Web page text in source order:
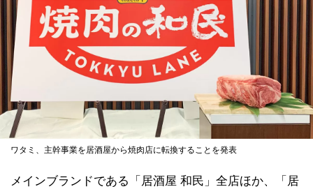
ワタミ、主幹事業を居酒屋から焼肉店に転換することを発表
メインブランドである「居酒屋 和民」全店ほか、「居